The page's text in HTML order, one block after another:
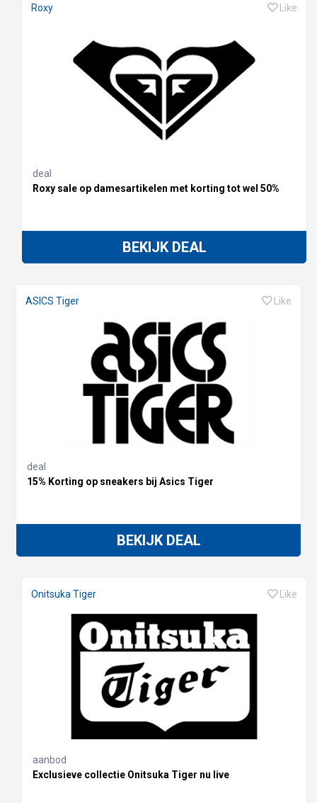
Roxy Like
deal
Roxy sale op damesartikelen met korting tot wel 50%
BEKIJK DEAL
ASICS Tiger Like
deal
15% Korting op sneakers bij Asics Tiger
BEKIJK DEAL
Onitsuka Tiger Like
aanbod
Exclusieve collectie Onitsuka Tiger nu live